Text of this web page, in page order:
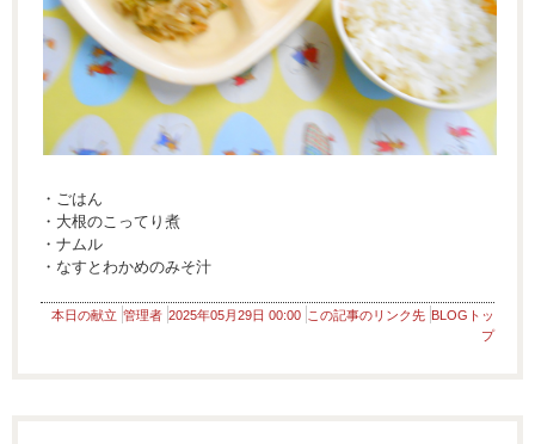
・ごはん
・大根のこってり煮
・ナムル
・なすとわかめのみそ汁
本日の献立 管理者 2025年05月29日 00:00 この記事のリンク先 BLOGトッ
プ